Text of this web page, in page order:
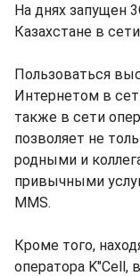
На днях запущен
Казахстане в
Пользоваться
Интернетом в
также в сети
позволяет не
родными и
привычными
MMS.
Кроме того,
оператора K"Cell,